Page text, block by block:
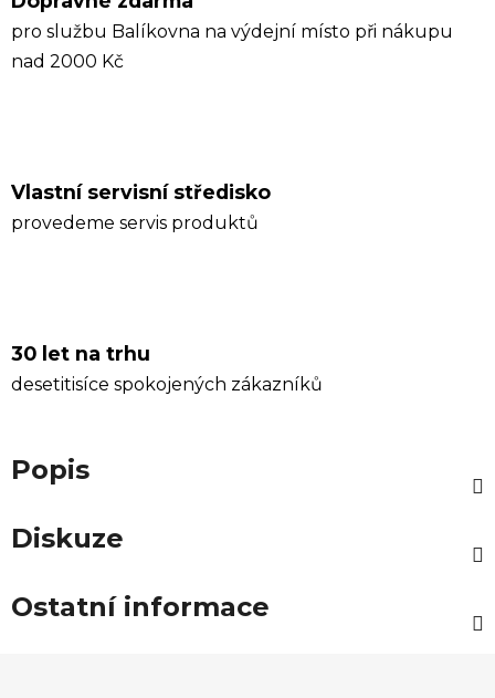
pro službu Balíkovna na výdejní místo při nákupu
nad 2000 Kč
Vlastní servisní středisko
provedeme servis produktů
30 let na trhu
desetitisíce spokojených zákazníků
Popis
Diskuze
Ostatní informace